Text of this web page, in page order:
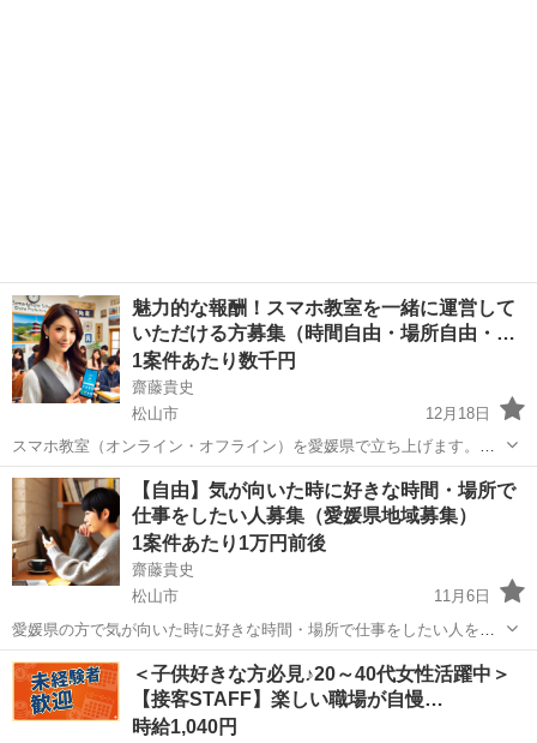
魅力的な報酬！スマホ教室を一緒に運営して
いただける方募集（時間自由・場所自由・…
1案件あたり数千円
齋藤貴史
松山市
12月18日
スマホ教室（オンライン・オフライン）を愛媛県で立ち上げます。
（他の地域はお問合せください。） 一緒に運営していただけるメンバ
ーを募集しています。 私が運営するスマホスクールは、スマホの操作
やアプリの操作について教...
愛媛 松山市 その他 オンライン
【自由】気が向いた時に好きな時間・場所で
仕事をしたい人募集（愛媛県地域募集）
1案件あたり1万円前後
齋藤貴史
松山市
11月6日
愛媛県の方で気が向いた時に好きな時間・場所で仕事をしたい人を募
集します。（他の地域の方はご相談ください。） 本業にプラスして副
収入を得たいけど、副業をするためのまとまった時間が取りづらいと
いったことはありませんか？ ...
愛媛 松山市 その他 時給
＜子供好きな方必見♪20～40代女性活躍中＞
【接客STAFF】楽しい職場が自慢…
時給1,040円